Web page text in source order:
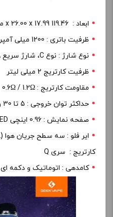
ابعاد : 119.46 x 26.00 x 17.99 میلی متر
ظرفیت باتری : 1200 میلی آمپر ساعت
نوع شارژ : نوع C، شارژ سریع 5V/2A
ظرفیت کارتریج 2 میلی لیتر
مقاومت کارتریج : 0.6Ω / 1.2Ω
حداکثر توان خروجی : 5 تا 30 وات
صفحه نمایش : 0.96 اینچی OLED
ایر فلو : سه سطح جریان هوا (MTL تا RDL)
کارتریج : سری Q
کامدهی : اتوماتیک و دکمه ای